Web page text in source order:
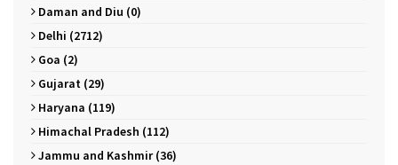
Daman and Diu (0)
Delhi (2712)
Goa (2)
Gujarat (29)
Haryana (119)
Himachal Pradesh (112)
Jammu and Kashmir (36)